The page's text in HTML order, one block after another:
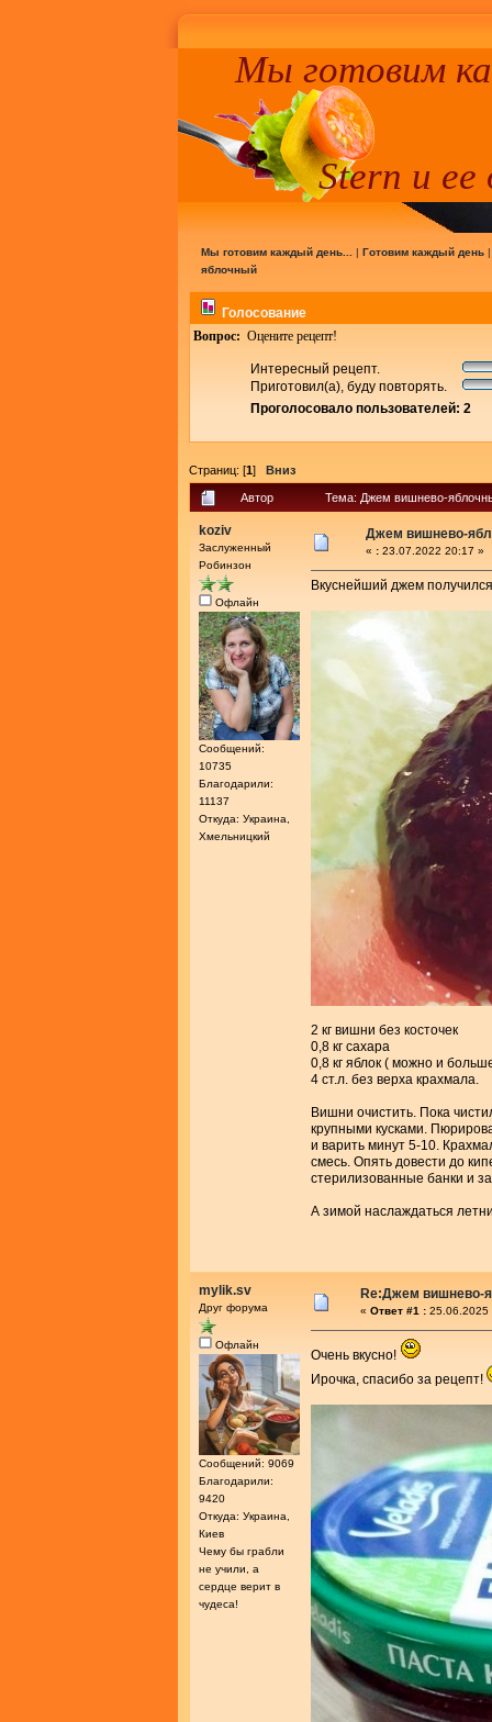
Мы готовим
Stern и ее
Мы готовим каждый день... | Готовим каждый день
яблочный
Голосование
Вопрос: Оцените рецепт!
Интересный рецепт.
Приготовил(а), буду повторять.
Проголосовало пользователей: 2
Страниц: [1] Вниз
Автор Тема: Джем вишнево-
koziv
Заслуженный
Робинзон
Офлайн
Сообщений:
10735
Благодарили:
11137
Откуда: Украина,
Хмельницкий
Джем вишнево-
« : 23.07.2022 20:17 »
Вкуснейший джем
2 кг вишни без косточек
0,8 кг сахара
0,8 кг яблок ( можно и
4 ст.л. без верха крахмала.
Вишни очистить. Пока
крупными кусками.
и варить минут 5-10.
смесь. Опять довести до
стерилизованные банки и
А зимой наслаждаться
mylik.sv
Друг форума
Офлайн
Сообщений: 9069
Благодарили:
9420
Откуда: Украина,
Киев
Чему бы грабли
не учили, а
сердце верит в
чудеса!
Re:Джем вишнево-
« Ответ #1 : 25.06.2025
Очень вкусно!
Ирочка, спасибо за рецепт!